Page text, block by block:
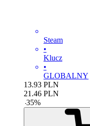
Steam
•
Klucz
•
GLOBALNY
13.93 PLN
21.46 PLN
-35%